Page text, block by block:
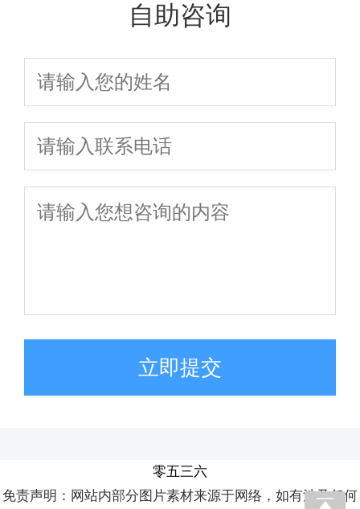
自助咨询
立即提交
零五三六
免责声明：网站内部分图片素材来源于网络，如有涉及任何